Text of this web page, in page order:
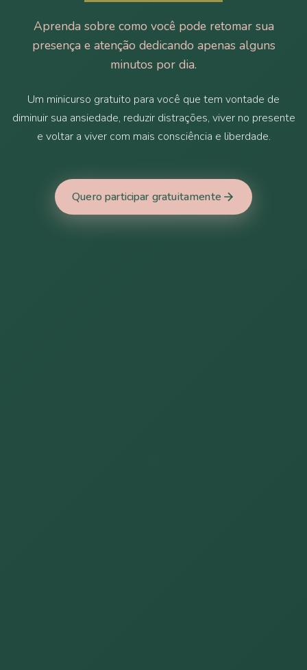
Aprenda sobre como você pode retomar sua
presença e atenção dedicando apenas alguns
minutos por dia.
Um minicurso gratuito para você que tem vontade de
diminuir sua ansiedade, reduzir distrações, viver no presente
e voltar a viver com mais consciência e liberdade.
Quero participar gratuitamente